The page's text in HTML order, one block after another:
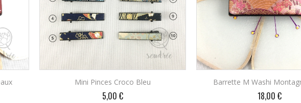
Mini Pinces Croco Bleu
Prix
5,00 €
Barrette M Washi
Prix
18,00 €